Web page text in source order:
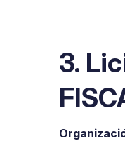
3.